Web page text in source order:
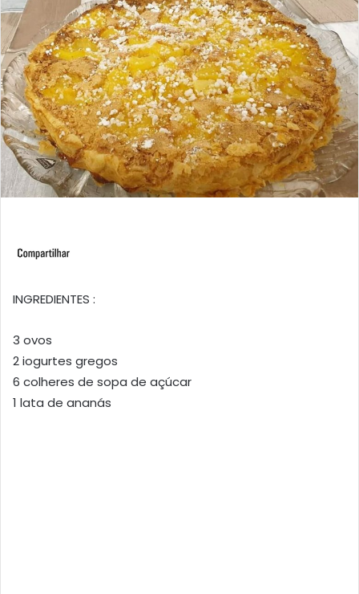
INGREDIENTES :
3 ovos
2 iogurtes gregos
6 colheres de sopa de açúcar
1 lata de ananás